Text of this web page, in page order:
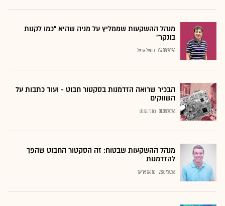
מנהל ההשקעות שממליץ על מניה שהיא "כמו לקנות
בונקר"
04.08.2026 נתנאל אריאל
הבכיר שרואה הזדמנות בסקטור חבוט - ועוד כתבות על
השווקים
01.08.2026 כתבי גלובס
מנהל ההשקעות שבטוח: זה הסקטור החבוט שהפך
להזדמנות
28.07.2026 נתנאל אריאל